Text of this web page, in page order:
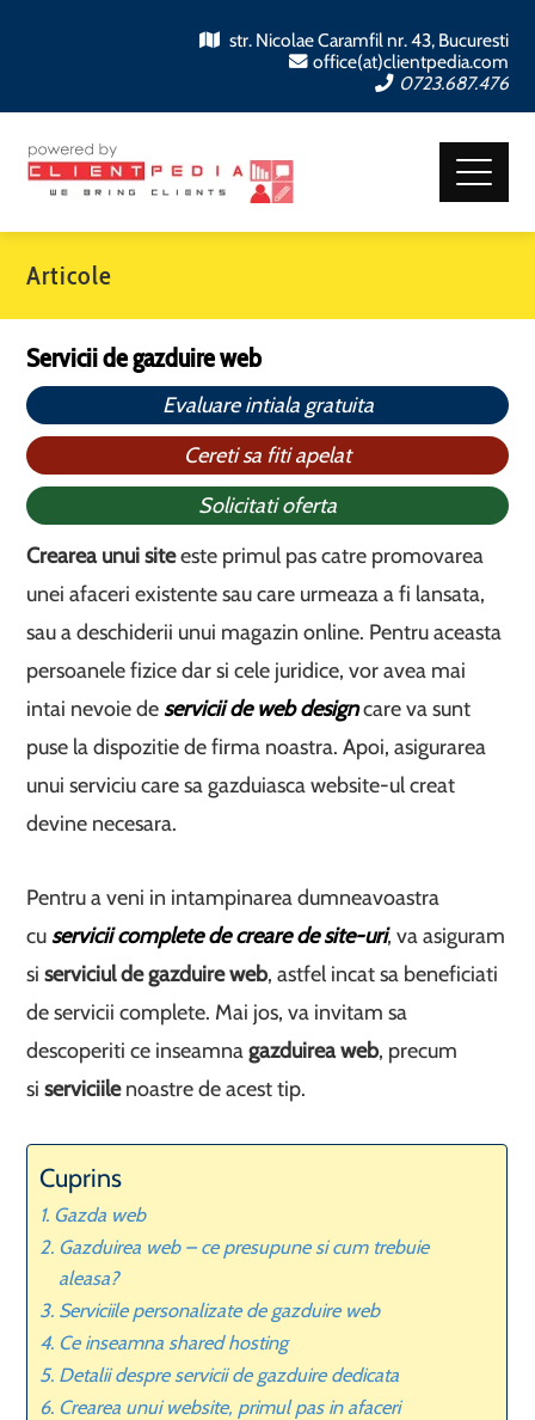
str. Nicolae Caramfil nr. 43, Bucuresti
office(at)clientpedia.com
0723.687.476
Articole
Servicii de gazduire web
Evaluare intiala gratuita
Cereti sa fiti apelat
Solicitati oferta
Crearea unui siteeste primul pas catre promovarea
unei afaceri existente sau care urmeaza a fi lansata,
sau a deschiderii unui magazin online. Pentru aceasta
persoanele fizice dar si cele juridice, vor avea mai
intai nevoie deservicii de web designcare va sunt
puse la dispozitie de firma noastra. Apoi, asigurarea
unui serviciu care sa gazduiasca website-ul creat
devine necesara.
Pentru a veni in intampinarea dumneavoastra
cuservicii complete de creare de site-uri, va asiguram
siserviciul de gazduire web, astfel incat sa beneficiati
de servicii complete. Mai jos, va invitam sa
descoperiti ce inseamnagazduirea web, precum
siserviciilenoastre de acest tip.
Cuprins
Gazda web
Gazduirea web – ce presupune si cum trebuie
aleasa?
Serviciile personalizate de gazduire web
Ce inseamna shared hosting
Detalii despre servicii de gazduire dedicata
Crearea unui website, primul pas in afaceri